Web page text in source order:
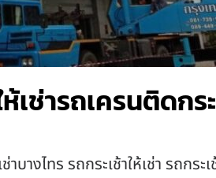
เช่ารถเครนติดกร
งไทร รถกระเช้าให้เช่า รถกระเ